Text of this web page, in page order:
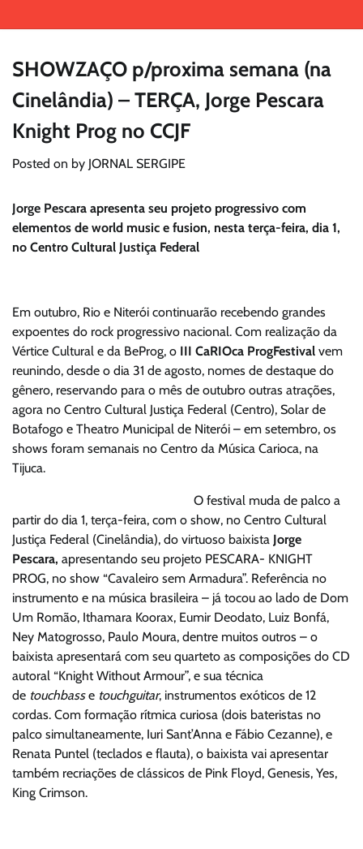
SHOWZAÇO p/proxima semana (na
Cinelândia) – TERÇA, Jorge Pescara
Knight Prog no CCJF
Posted on by JORNAL SERGIPE
Jorge Pescara apresenta seu projeto progressivo com
elementos de world music e fusion, nesta terça-feira, dia 1,
no Centro Cultural Justiça Federal
Em outubro, Rio e Niterói continuarão recebendo grandes
expoentes do rock progressivo nacional. Com realização da
Vértice Cultural e da BeProg, o III CaRIOca ProgFestival vem
reunindo, desde o dia 31 de agosto, nomes de destaque do
gênero, reservando para o mês de outubro outras atrações,
agora no Centro Cultural Justiça Federal (Centro), Solar de
Botafogo e Theatro Municipal de Niterói – em setembro, os
shows foram semanais no Centro da Música Carioca, na
Tijuca.
O festival muda de palco a
partir do dia 1, terça-feira, com o show, no Centro Cultural
Justiça Federal (Cinelândia), do virtuoso baixista Jorge
Pescara, apresentando seu projeto PESCARA- KNIGHT
PROG, no show “Cavaleiro sem Armadura”. Referência no
instrumento e na música brasileira – já tocou ao lado de Dom
Um Romão, Ithamara Koorax, Eumir Deodato, Luiz Bonfá,
Ney Matogrosso, Paulo Moura, dentre muitos outros – o
baixista apresentará com seu quarteto as composições do CD
autoral “Knight Without Armour”, e sua técnica
de touchbass e touchguitar, instrumentos exóticos de 12
cordas. Com formação rítmica curiosa (dois bateristas no
palco simultaneamente, Iuri Sant’Anna e Fábio Cezanne), e
Renata Puntel (teclados e flauta), o baixista vai apresentar
também recriações de clássicos de Pink Floyd, Genesis, Yes,
King Crimson.